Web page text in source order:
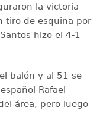
la victoria
tiro de esquina por
hizo el 4-1
balón y al 51 se
Rafael
área, pero luego